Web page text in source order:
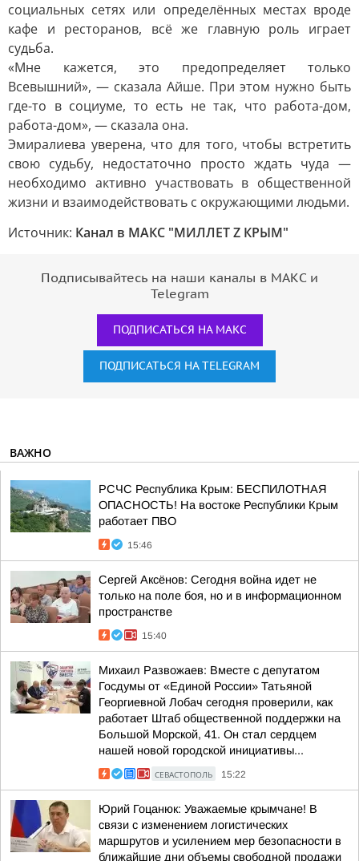
социальных сетях или определённых местах вроде
кафе и ресторанов, всё же главную роль играет
судьба.
«Мне кажется, это предопределяет только
Всевышний», — сказала Айше. При этом нужно быть
где-то в социуме, то есть не так, что работа-дом,
работа-дом», — сказала она.
Эмиралиева уверена, что для того, чтобы встретить
свою судьбу, недостаточно просто ждать чуда —
необходимо активно участвовать в общественной
жизни и взаимодействовать с окружающими людьми.
Источник: Канал в МАКС "МИЛЛЕТ Z КРЫМ"
Подписывайтесь на наши каналы в МАКС и
Telegram
ПОДПИСАТЬСЯ НА МАКС
ПОДПИСАТЬСЯ НА TELEGRAM
ВАЖНО
РСЧС Республика Крым: БЕСПИЛОТНАЯ
ОПАСНОСТЬ! На востоке Республики Крым
работает ПВО
15:46
Сергей Аксёнов: Сегодня война идет не
только на поле боя, но и в информационном
пространстве
15:40
Михаил Развожаев: Вместе с депутатом
Госдумы от «Единой России» Татьяной
Георгиевной Лобач сегодня проверили, как
работает Штаб общественной поддержки на
Большой Морской, 41. Он стал сердцем
нашей новой городской инициативы...
СЕВАСТОПОЛЬ 15:22
Юрий Гоцанюк: Уважаемые крымчане! В
связи с изменением логистических
маршрутов и усилением мер безопасности в
ближайшие дни объемы свободной продажи